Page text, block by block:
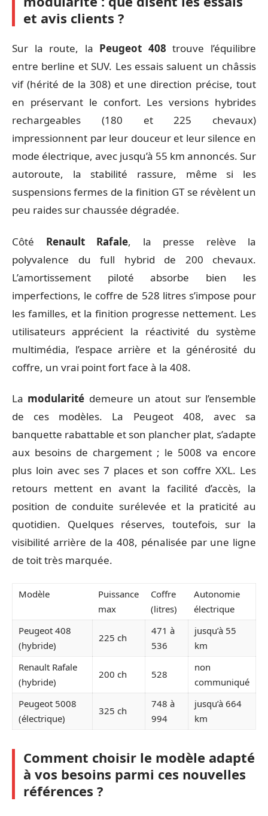
et avis clients ?
Sur la route, la Peugeot 408 trouve l’équilibre
entre berline et SUV. Les essais saluent un châssis
vif (hérité de la 308) et une direction précise, tout
en préservant le confort. Les versions hybrides
rechargeables (180 et 225 chevaux)
impressionnent par leur douceur et leur silence en
mode électrique, avec jusqu’à 55 km annoncés. Sur
autoroute, la stabilité rassure, même si les
suspensions fermes de la finition GT se révèlent un
peu raides sur chaussée dégradée.
Côté Renault Rafale, la presse relève la
polyvalence du full hybrid de 200 chevaux.
L’amortissement piloté absorbe bien les
imperfections, le coffre de 528 litres s’impose pour
les familles, et la finition progresse nettement. Les
utilisateurs apprécient la réactivité du système
multimédia, l’espace arrière et la générosité du
coffre, un vrai point fort face à la 408.
La modularité demeure un atout sur l’ensemble
de ces modèles. La Peugeot 408, avec sa
banquette rabattable et son plancher plat, s’adapte
aux besoins de chargement ; le 5008 va encore
plus loin avec ses 7 places et son coffre XXL. Les
retours mettent en avant la facilité d’accès, la
position de conduite surélevée et la praticité au
quotidien. Quelques réserves, toutefois, sur la
visibilité arrière de la 408, pénalisée par une ligne
de toit très marquée.
Modèle
Puissance
max
Coffre
(litres)
Autonomie
électrique
Peugeot 408
(hybride)
225 ch
471 à
536
jusqu’à 55
km
Renault Rafale
(hybride)
200 ch 528
non
communiqué
Peugeot 5008
(électrique)
325 ch
748 à
994
jusqu’à 664
km
Comment choisir le modèle adapté
à vos besoins parmi ces nouvelles
références ?